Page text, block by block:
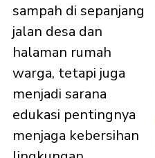
sampah di sepanjang
jalan desa dan
halaman rumah
warga, tetapi juga
menjadi sarana
edukasi pentingnya
menjaga kebersihan